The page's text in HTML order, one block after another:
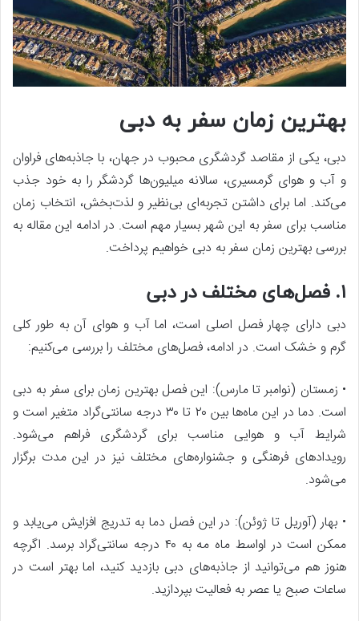
بهترین زمان سفر به دبی
دبی، یکی از مقاصد گردشگری محبوب در جهان، با جاذبه‌های فراوان
و آب و هوای گرمسیری، سالانه میلیون‌ها گردشگر را به خود جذب
می‌کند. اما برای داشتن تجربه‌ای بی‌نظیر و لذت‌بخش، انتخاب زمان
مناسب برای سفر به این شهر بسیار مهم است. در ادامه این مقاله به
بررسی بهترین زمان سفر به دبی خواهیم پرداخت.
۱. فصل‌های مختلف در دبی
دبی دارای چهار فصل اصلی است، اما آب و هوای آن به طور کلی
گرم و خشک است. در ادامه، فصل‌های مختلف را بررسی می‌کنیم:
• زمستان (نوامبر تا مارس): این فصل بهترین زمان برای سفر به دبی
است. دما در این ماه‌ها بین ۲۰ تا ۳۰ درجه سانتی‌گراد متغیر است و
شرایط آب و هوایی مناسب برای گردشگری فراهم می‌شود.
رویدادهای فرهنگی و جشنواره‌های مختلف نیز در این مدت برگزار
می‌شود.
• بهار (آوریل تا ژوئن): در این فصل دما به تدریج افزایش می‌یابد و
ممکن است در اواسط ماه مه به ۴۰ درجه سانتی‌گراد برسد. اگرچه
هنوز هم می‌توانید از جاذبه‌های دبی بازدید کنید، اما بهتر است در
ساعات صبح یا عصر به فعالیت بپردازید.